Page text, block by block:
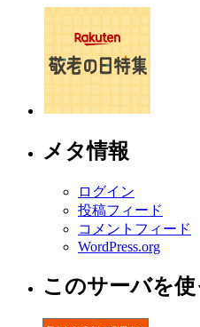
メタ情報
ログイン
投稿フィード
コメントフィード
WordPress.org
このサーバを